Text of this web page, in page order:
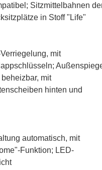
; Sitzmittelbahnen
in Stoff "Life"
mit
mit
hinten und
automatisch, mit
Funktion; LED-